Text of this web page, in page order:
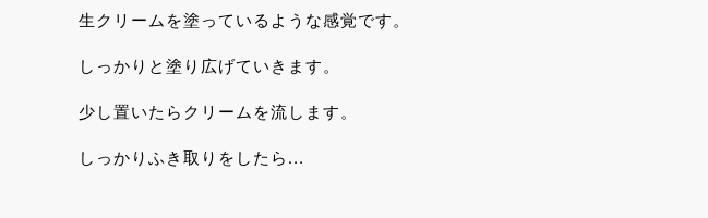
生クリームを塗っているような感覚です。
しっかりと塗り広げていきます。
少し置いたらクリームを流します。
しっかりふき取りをしたら...